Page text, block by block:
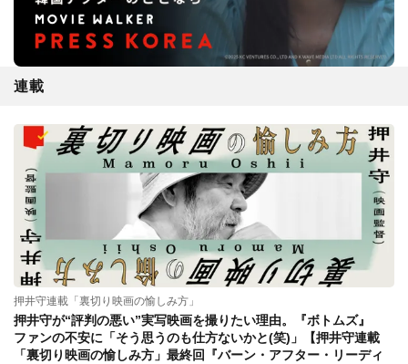
連載
押井守連載「裏切り映画の愉しみ方」
押井守が“評判の悪い”実写映画を撮りたい理由。『ボトムズ』
ファンの不安に「そう思うのも仕方ないかと(笑)」【押井守連載
「裏切り映画の愉しみ方」最終回『バーン・アフター・リーディ